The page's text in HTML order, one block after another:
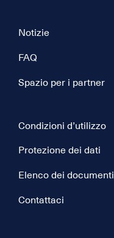
Notizie
FAQ
Spazio per i partner
Condizioni d’utilizzo
Protezione dei dati
Elenco dei documenti
Contattaci